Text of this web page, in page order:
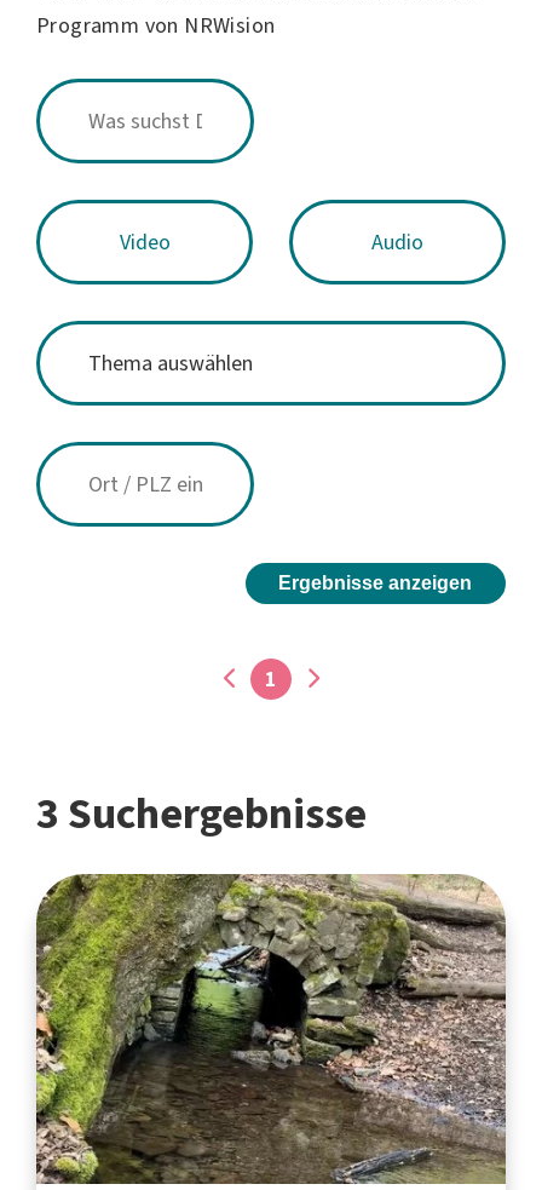
Programm von NRWision
Video Audio
Ergebnisse anzeigen
1
3 Suchergebnisse